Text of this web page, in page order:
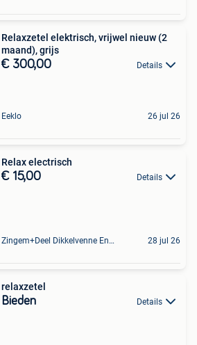
Relaxzetel elektrisch, vrijwel nieuw (2
maand), grijs
€ 300,00 Details
Eeklo 26 jul 26
Relax electrisch
€ 15,00 Details
Zingem+Deel Dikkelvenne En Nederzwalm-Hermelgem 28 jul 26
relaxzetel
Bieden Details